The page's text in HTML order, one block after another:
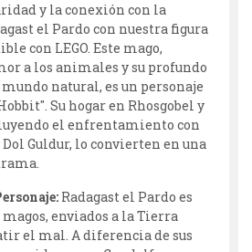
y la conexión con la
el Pardo con nuestra figura
con LEGO. Este mago,
a los animales y su profundo
natural, es un personaje
Su hogar en Rhosgobel y
el enfrentamiento con
Guldur, lo convierten en una
Radagast el Pardo es
enviados a la Tierra
el mal. A diferencia de sus